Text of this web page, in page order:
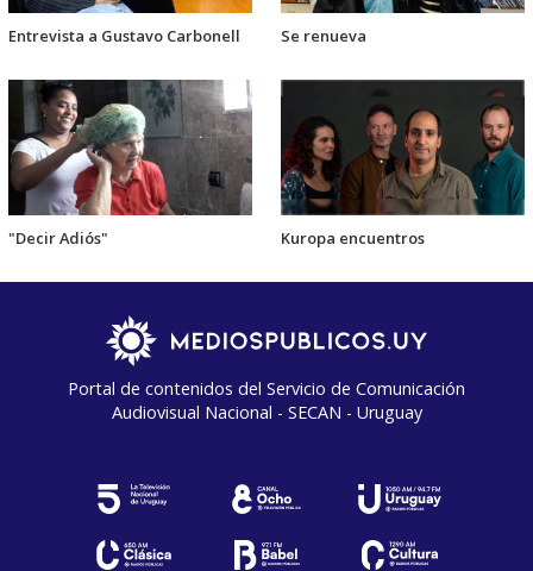
Entrevista a Gustavo Carbonell Se renueva
"Decir Adiós" Kuropa encuentros
Portal de contenidos del Servicio de Comunicación
Audiovisual Nacional - SECAN - Uruguay